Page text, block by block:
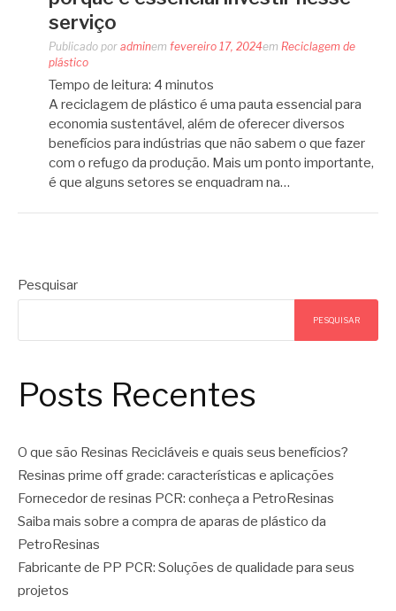
serviço
Publicado por adminem fevereiro 17, 2024em Reciclagem de
plástico
Tempo de leitura: 4 minutos
A reciclagem de plástico é uma pauta essencial para
economia sustentável, além de oferecer diversos
benefícios para indústrias que não sabem o que fazer
com o refugo da produção. Mais um ponto importante,
é que alguns setores se enquadram na…
Pesquisar
PESQUISAR
Posts Recentes
O que são Resinas Recicláveis e quais seus benefícios?
Resinas prime off grade: características e aplicações
Fornecedor de resinas PCR: conheça a PetroResinas
Saiba mais sobre a compra de aparas de plástico da
PetroResinas
Fabricante de PP PCR: Soluções de qualidade para seus
projetos